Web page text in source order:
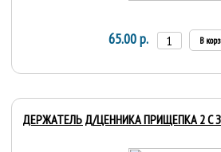
65.00 р. В
ДЕРЖАТЕЛЬ Д/ЦЕННИКА ПРИЩЕПКА 2 С